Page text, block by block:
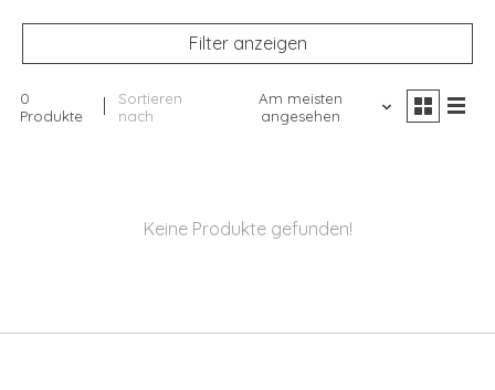
Filter anzeigen
0
Produkte
Sortieren
nach
Am meisten
angesehen
Keine Produkte gefunden!